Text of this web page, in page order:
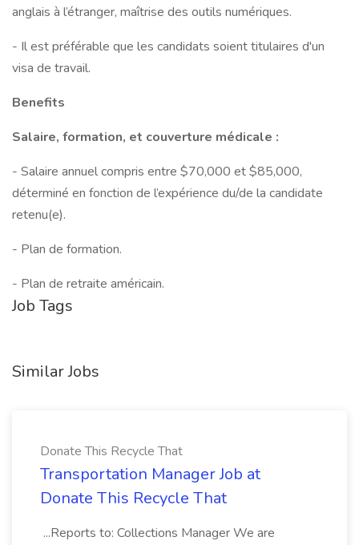
anglais à l’étranger, maîtrise des outils numériques.
- Il est préférable que les candidats soient titulaires d'un
visa de travail.
Benefits
Salaire, formation, et couverture médicale :
- Salaire annuel compris entre $70,000 et $85,000,
déterminé en fonction de l’expérience du/de la candidate
retenu(e).
- Plan de formation.
- Plan de retraite américain.
Job Tags
Similar Jobs
Donate This Recycle That
Transportation Manager Job at
Donate This Recycle That
...Reports to: Collections Manager We are